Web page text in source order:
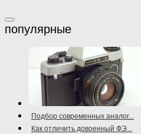
Подбор современных аналог...
Как отличить довоенный ФЭ...